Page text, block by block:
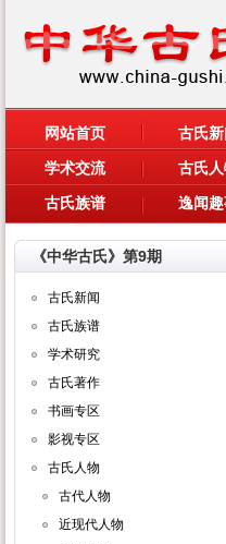
网站首页 古氏新
学术交流
古氏
古氏族谱
逸闻
《中华古氏》第9期
古氏新闻
古氏族谱
学术研究
古氏著作
书画专区
影视专区
古氏人物
古代人物
近现代人物